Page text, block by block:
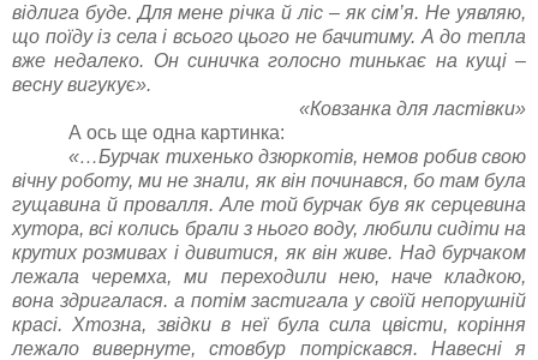
відлига буде. Для мене річка й ліс – як сім’я. Не уявляю,
що поїду із села і всього цього не бачитиму. А до тепла
вже недалеко. Он синичка голосно тинькає на кущі –
весну вигукує».
«Ковзанка для ластівки»
А ось ще одна картинка:
«…Бурчак тихенько дзюркотів, немов робив свою
вічну роботу, ми не знали, як він починався, бо там була
гущавина й провалля. Але той бурчак був як серцевина
хутора, всі колись брали з нього воду, любили сидіти на
крутих розмивах і дивитися, як він живе. Над бурчаком
лежала черемха, ми переходили нею, наче кладкою,
вона здригалася. а потім застигала у своїй непорушній
красі. Хтозна, звідки в неї була сила цвісти, коріння
лежало вивернуте, стовбур потріскався. Навесні я